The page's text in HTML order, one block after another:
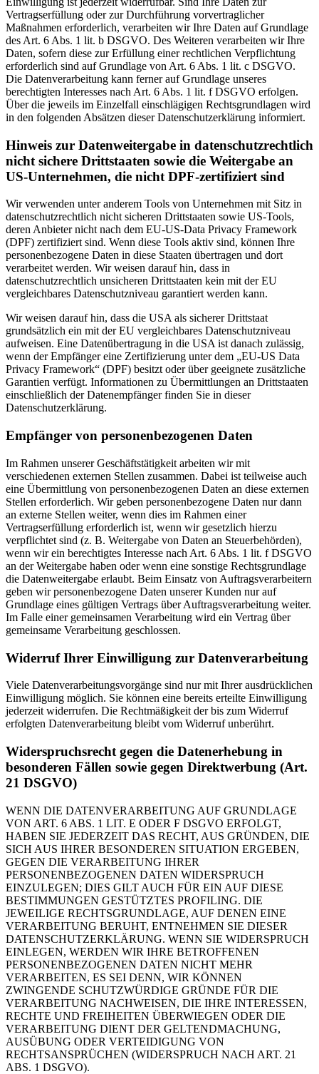
Vertragserfüllung oder zur Durchführung vorvertraglicher
Maßnahmen erforderlich, verarbeiten wir Ihre Daten auf Grundlage
des Art. 6 Abs. 1 lit. b DSGVO. Des Weiteren verarbeiten wir Ihre
Daten, sofern diese zur Erfüllung einer rechtlichen Verpflichtung
erforderlich sind auf Grundlage von Art. 6 Abs. 1 lit. c DSGVO.
Die Datenverarbeitung kann ferner auf Grundlage unseres
berechtigten Interesses nach Art. 6 Abs. 1 lit. f DSGVO erfolgen.
Über die jeweils im Einzelfall einschlägigen Rechtsgrundlagen wird
in den folgenden Absätzen dieser Datenschutzerklärung informiert.
Hinweis zur Datenweitergabe in datenschutzrechtlich
nicht sichere Drittstaaten sowie die Weitergabe an
US-Unternehmen, die nicht DPF-zertifiziert sind
Wir verwenden unter anderem Tools von Unternehmen mit Sitz in
datenschutzrechtlich nicht sicheren Drittstaaten sowie US-Tools,
deren Anbieter nicht nach dem EU-US-Data Privacy Framework
(DPF) zertifiziert sind. Wenn diese Tools aktiv sind, können Ihre
personenbezogene Daten in diese Staaten übertragen und dort
verarbeitet werden. Wir weisen darauf hin, dass in
datenschutzrechtlich unsicheren Drittstaaten kein mit der EU
vergleichbares Datenschutzniveau garantiert werden kann.
Wir weisen darauf hin, dass die USA als sicherer Drittstaat
grundsätzlich ein mit der EU vergleichbares Datenschutzniveau
aufweisen. Eine Datenübertragung in die USA ist danach zulässig,
wenn der Empfänger eine Zertifizierung unter dem „EU-US Data
Privacy Framework“ (DPF) besitzt oder über geeignete zusätzliche
Garantien verfügt. Informationen zu Übermittlungen an Drittstaaten
einschließlich der Datenempfänger finden Sie in dieser
Datenschutzerklärung.
Empfänger von personenbezogenen Daten
Im Rahmen unserer Geschäftstätigkeit arbeiten wir mit
verschiedenen externen Stellen zusammen. Dabei ist teilweise auch
eine Übermittlung von personenbezogenen Daten an diese externen
Stellen erforderlich. Wir geben personenbezogene Daten nur dann
an externe Stellen weiter, wenn dies im Rahmen einer
Vertragserfüllung erforderlich ist, wenn wir gesetzlich hierzu
verpflichtet sind (z. B. Weitergabe von Daten an Steuerbehörden),
wenn wir ein berechtigtes Interesse nach Art. 6 Abs. 1 lit. f DSGVO
an der Weitergabe haben oder wenn eine sonstige Rechtsgrundlage
die Datenweitergabe erlaubt. Beim Einsatz von Auftragsverarbeitern
geben wir personenbezogene Daten unserer Kunden nur auf
Grundlage eines gültigen Vertrags über Auftragsverarbeitung weiter.
Im Falle einer gemeinsamen Verarbeitung wird ein Vertrag über
gemeinsame Verarbeitung geschlossen.
Widerruf Ihrer Einwilligung zur Datenverarbeitung
Viele Datenverarbeitungsvorgänge sind nur mit Ihrer ausdrücklichen
Einwilligung möglich. Sie können eine bereits erteilte Einwilligung
jederzeit widerrufen. Die Rechtmäßigkeit der bis zum Widerruf
erfolgten Datenverarbeitung bleibt vom Widerruf unberührt.
Widerspruchsrecht gegen die Datenerhebung in
besonderen Fällen sowie gegen Direktwerbung (Art.
21 DSGVO)
WENN DIE DATENVERARBEITUNG AUF GRUNDLAGE
VON ART. 6 ABS. 1 LIT. E ODER F DSGVO ERFOLGT,
HABEN SIE JEDERZEIT DAS RECHT, AUS GRÜNDEN, DIE
SICH AUS IHRER BESONDEREN SITUATION ERGEBEN,
GEGEN DIE VERARBEITUNG IHRER
PERSONENBEZOGENEN DATEN WIDERSPRUCH
EINZULEGEN; DIES GILT AUCH FÜR EIN AUF DIESE
BESTIMMUNGEN GESTÜTZTES PROFILING. DIE
JEWEILIGE RECHTSGRUNDLAGE, AUF DENEN EINE
VERARBEITUNG BERUHT, ENTNEHMEN SIE DIESER
DATENSCHUTZERKLÄRUNG. WENN SIE WIDERSPRUCH
EINLEGEN, WERDEN WIR IHRE BETROFFENEN
PERSONENBEZOGENEN DATEN NICHT MEHR
VERARBEITEN, ES SEI DENN, WIR KÖNNEN
ZWINGENDE SCHUTZWÜRDIGE GRÜNDE FÜR DIE
VERARBEITUNG NACHWEISEN, DIE IHRE INTERESSEN,
RECHTE UND FREIHEITEN ÜBERWIEGEN ODER DIE
VERARBEITUNG DIENT DER GELTENDMACHUNG,
AUSÜBUNG ODER VERTEIDIGUNG VON
RECHTSANSPRÜCHEN (WIDERSPRUCH NACH ART. 21
ABS. 1 DSGVO).